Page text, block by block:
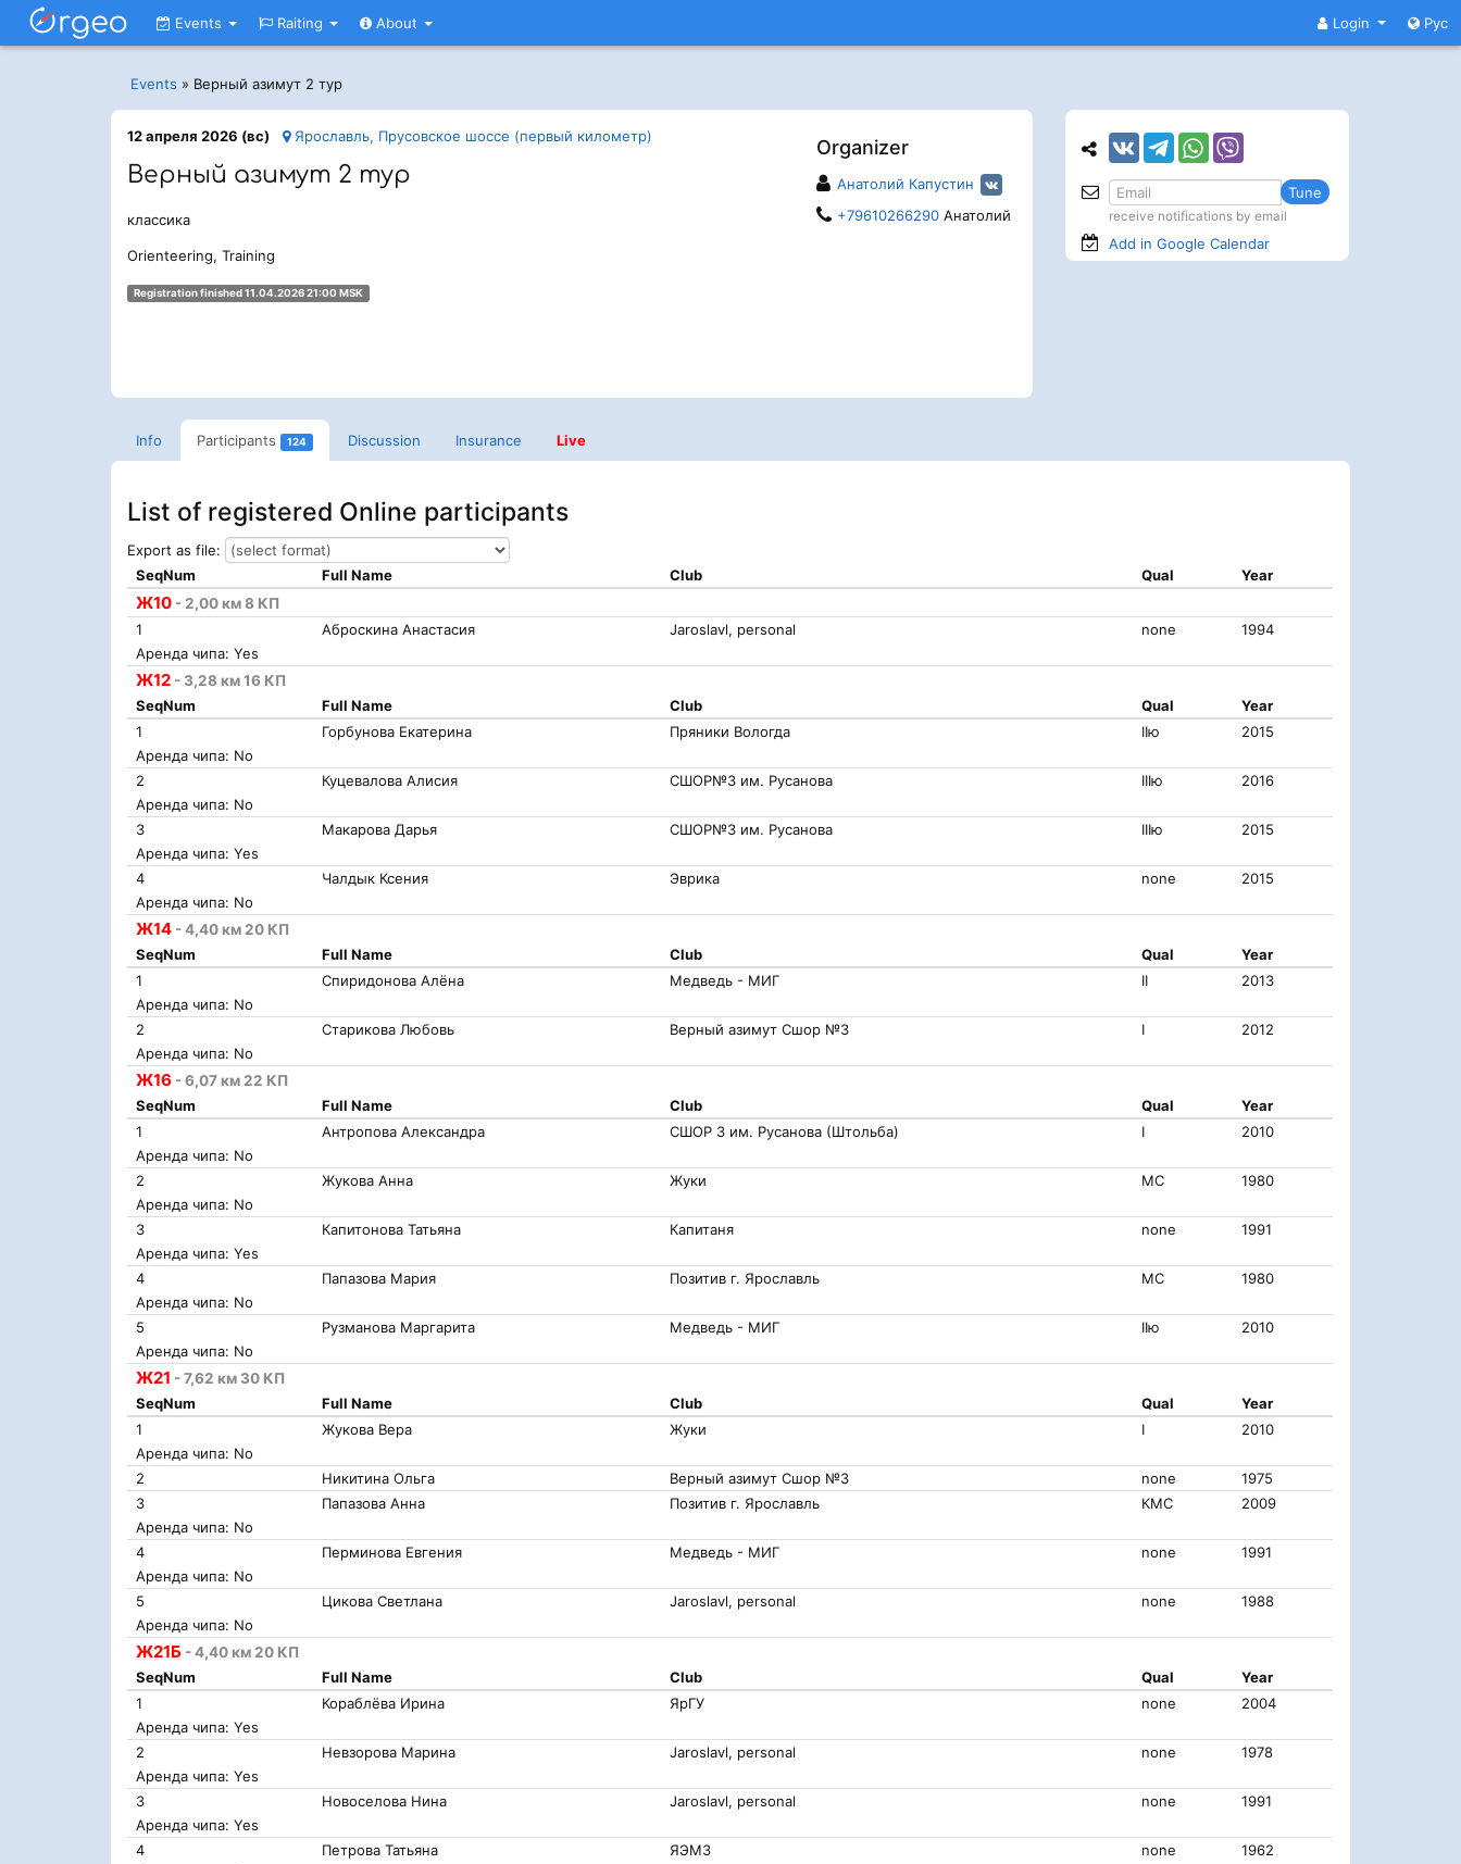
Login Рус
Events Raiting About
Events » Верный азимут 2 тур
Organizer
Анатолий Капустин
+79610266290Анатолий
12 апреля 2026 (вс) Ярославль, Прусовское шоссе (первый километр)
Верный азимут 2 тур
классика
Orienteering, Training
Registration finished 11.04.2026 21:00 MSK
Info Participants 124 Discussion Insurance Live
List of registered Online participants
Export as file:
Ж10 - 2,00 км 8 КП
SeqNum Full Name Club Qual Year
1 Аброскина Анастасия Jaroslavl, personal none
1994
Аренда чипа: Yes
Ж12 - 3,28 км 16 КП
SeqNum
Full Name Club Qual
Year
1
Горбунова Екатерина Пряники Вологда IIю
2015
Аренда чипа: No
2
Куцевалова Алисия СШОР№3 им. Русанова IIIю
2016
Аренда чипа: No
3
Макарова Дарья СШОР№3 им. Русанова IIIю
2015
Аренда чипа: Yes
4
Чалдык Ксения Эврика none
2015
Аренда чипа: No
Ж14 - 4,40 км 20 КП
SeqNum
Full Name Club Qual
Year
1
Спиридонова Алёна Медведь - МИГ II
2013
Аренда чипа: No
2
Старикова Любовь Верный азимут Сшор №3 I
2012
Аренда чипа: No
Ж16 - 6,07 км 22 КП
SeqNum
Full Name Club Qual
Year
1
Антропова Александра СШОР 3 им. Русанова (Штольба) I
2010
Аренда чипа: No
2
Жукова Анна Жуки МС
1980
Аренда чипа: No
3
Капитонова Татьяна Капитаня none
1991
Аренда чипа: Yes
4
Папазова Мария Позитив г. Ярославль МС
1980
Аренда чипа: No
5
Рузманова Маргарита Медведь - МИГ IIю
2010
Аренда чипа: No
Ж21 - 7,62 км 30 КП
SeqNum
Full Name Club Qual
Year
1
Жукова Вера Жуки I
2010
Аренда чипа: No
2
Никитина Ольга Верный азимут Сшор №3 none
1975
3
Папазова Анна Позитив г. Ярославль КМС
2009
Аренда чипа: No
4
Перминова Евгения Медведь - МИГ none
1991
Аренда чипа: No
5
Цикова Светлана Jaroslavl, personal none
1988
Аренда чипа: No
Ж21Б - 4,40 км 20 КП
SeqNum
Full Name Club Qual
Year
1
Кораблёва Ирина ЯрГУ none
2004
Аренда чипа: Yes
2
Невзорова Марина Jaroslavl, personal none
1978
Аренда чипа: Yes
3
Новоселова Нина Jaroslavl, personal none
1991
Аренда чипа: Yes
4
Петрова Татьяна ЯЭМЗ none
1962
Tune
receive notifications by email
Add in Google Calendar